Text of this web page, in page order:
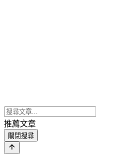
推薦文章
關閉搜尋